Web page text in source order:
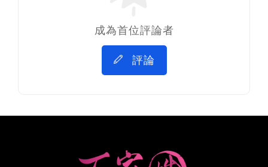
成為首位評論者
評論